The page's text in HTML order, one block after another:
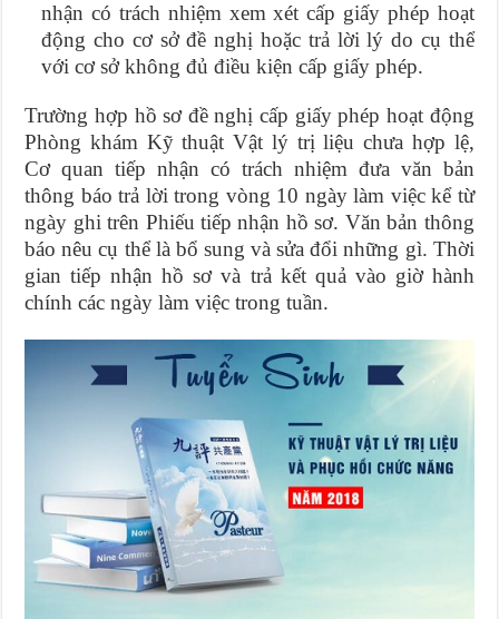
nhận có trách nhiệm xem xét cấp giấy phép hoạt
động cho cơ sở đề nghị hoặc trả lời lý do cụ thể
với cơ sở không đủ điều kiện cấp giấy phép.
Trường hợp hồ sơ đề nghị cấp giấy phép hoạt động
Phòng khám Kỹ thuật Vật lý trị liệu chưa hợp lệ,
Cơ quan tiếp nhận có trách nhiệm đưa văn bản
thông báo trả lời trong vòng 10 ngày làm việc kể từ
ngày ghi trên Phiếu tiếp nhận hồ sơ. Văn bản thông
báo nêu cụ thể là bổ sung và sửa đổi những gì. Thời
gian tiếp nhận hồ sơ và trả kết quả vào giờ hành
chính các ngày làm việc trong tuần.